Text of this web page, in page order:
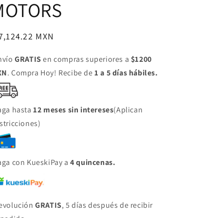
MXN
GRATISen compras superiores a $1200
. Compra Hoy! Recibe de1 a 5 días hábiles.
hasta12 meses sin intereses(Aplican
con KueskiPay a4 quincenas.
GRATIS, 5 días después de recibir